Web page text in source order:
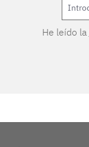
He leído la